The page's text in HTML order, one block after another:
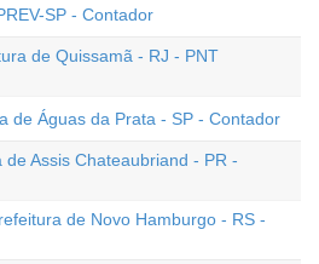
SP - Contador
de Quissamã - RJ - PNT
de Águas da Prata - SP - Contador
Assis Chateaubriand - PR -
de Novo Hamburgo - RS -